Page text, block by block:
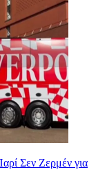
Σεν Ζερμέν για